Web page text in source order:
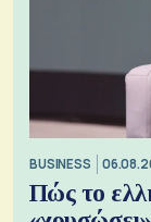
BUSINESS
Πώς το